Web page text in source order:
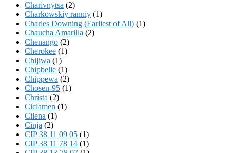
Charivnytsa (2)
Charkowskiy ranniy (1)
Charles Downing (Earliest of All) (1)
Chaucha Amarilla (2)
Chenango (2)
Cherokee (1)
Chijiwa (1)
Chipbelle (1)
Chippewa (2)
Chosen-95 (1)
Christa (2)
Ciclamen (1)
Cilena (1)
Cinja (2)
CIP 38 11 09 05 (1)
CIP 38 11 78 14 (1)